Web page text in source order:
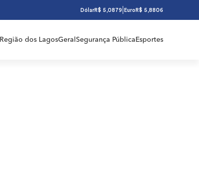
DólarR$ 5,0879 Euro R$ 5,8806
Região dos LagosGeral Segurança Pública Esportes